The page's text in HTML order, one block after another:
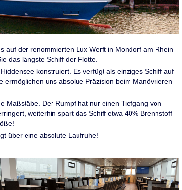
auf der renommierten Lux Werft in Mondorf am Rhein
das längste Schiff der Flotte.
konstruiert. Es verfügt als einziges Schiff auf
ermöglichen uns absolue Präzision beim Manövrieren
Maßstäbe. Der Rumpf hat nur einen Tiefgang von
weiterhin spart das Schiff etwa 40% Brennstoff
über eine absolute Laufruhe!